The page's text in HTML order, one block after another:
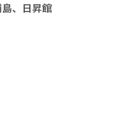
、日昇館